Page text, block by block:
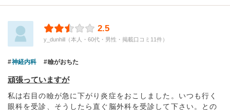
2.5
y_dunhill（本人・60代・男性・掲載口コミ11件）
神経内科 瞼がおちた
頑張っていますが
私は右目の瞼が急に下がり炎症をおこしました。いつも行く
眼科を受診、そうしたら直ぐ脳外科を受診して下さい。との